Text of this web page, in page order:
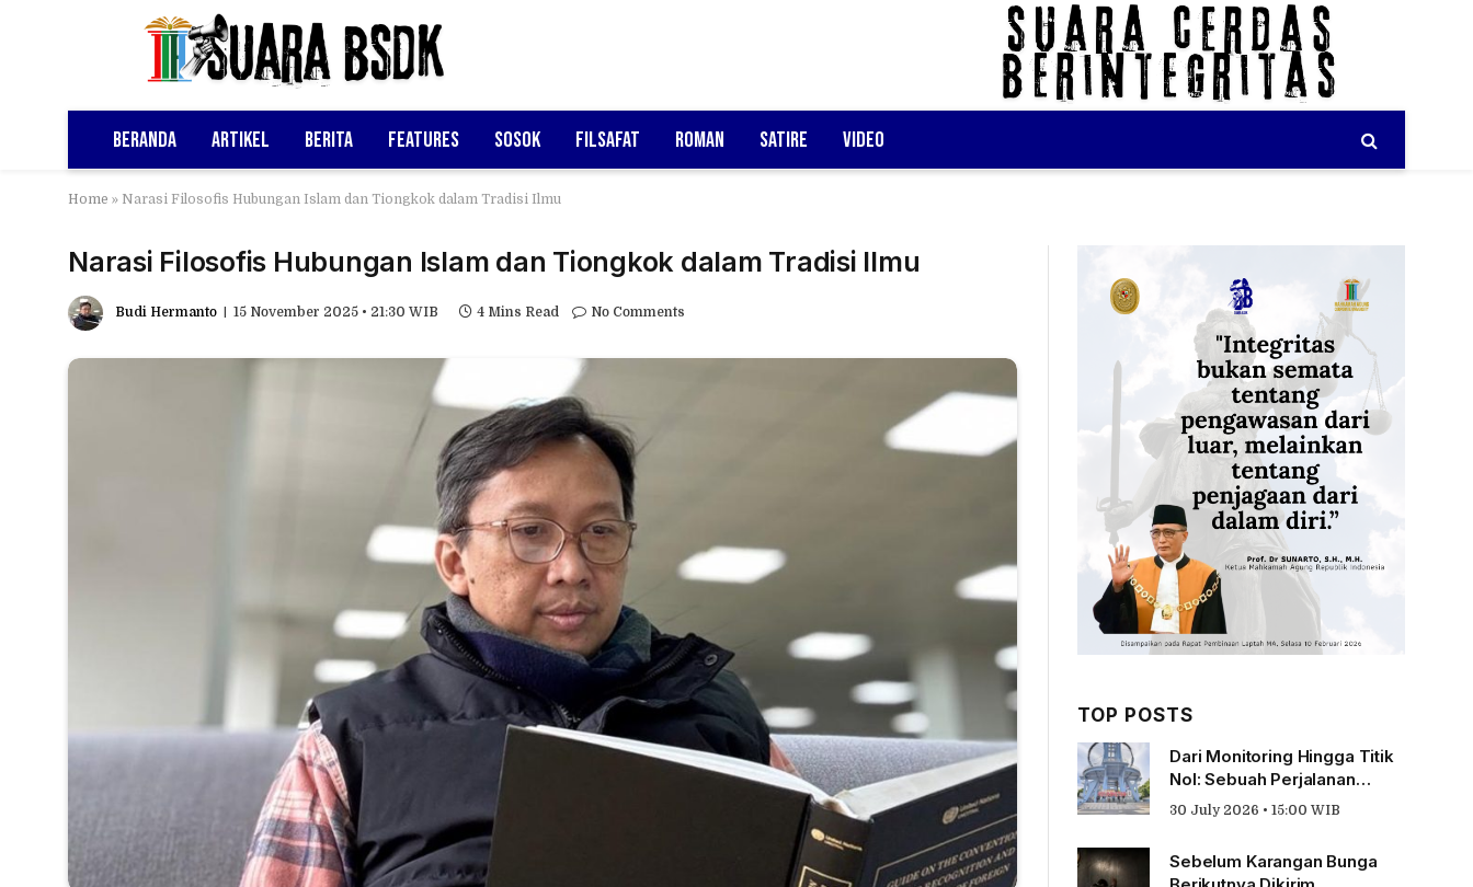
Beranda Artikel Berita Features Sosok Filsafat Roman Satire Video
Home » Narasi Filosofis Hubungan Islam dan Tiongkok dalam Tradisi Ilmu
Narasi Filosofis Hubungan Islam dan Tiongkok dalam Tradisi Ilmu
Budi Hermanto 15 November 2025 • 21:30 WIB 4 Mins Read No Comments
TOP POSTS
Dari Monitoring Hingga Titik
Nol: Sebuah Perjalanan
Tentang Pengabdian
30 July 2026 • 15:00 WIB
Sebelum Karangan Bunga